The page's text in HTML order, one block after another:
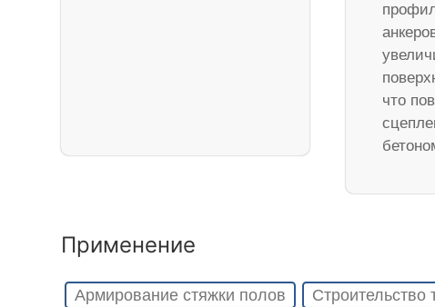
что
Применение
Армирование стяжки полов Строительство